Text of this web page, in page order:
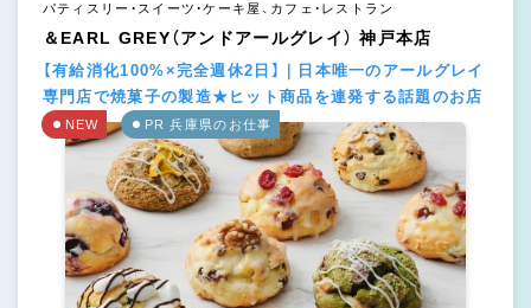
パティスリー・スイーツ・ケーキ屋、カフェ・レストラン
＆EARL GREY（アンドアールグレイ） 神戸本店
【有給消化100%×完全週休2日】｜日本唯一のアールグレイ
専門店で焼菓子の製造★ヒット商品を連発する話題のお店
NEW PR 兵庫県のお仕事